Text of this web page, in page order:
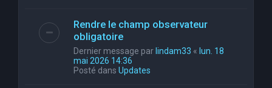
Rendre le champ observateur
obligatoire
Dernier message par lindam33 « lun. 18
mai 2026 14:36
Posté dans Updates